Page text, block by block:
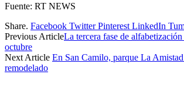
Fuente: RT NEWS
Share. Facebook Twitter Pinterest LinkedIn
Previous ArticleLa tercera fase de
octubre
Next Article En San Camilo, parque La
remodelado